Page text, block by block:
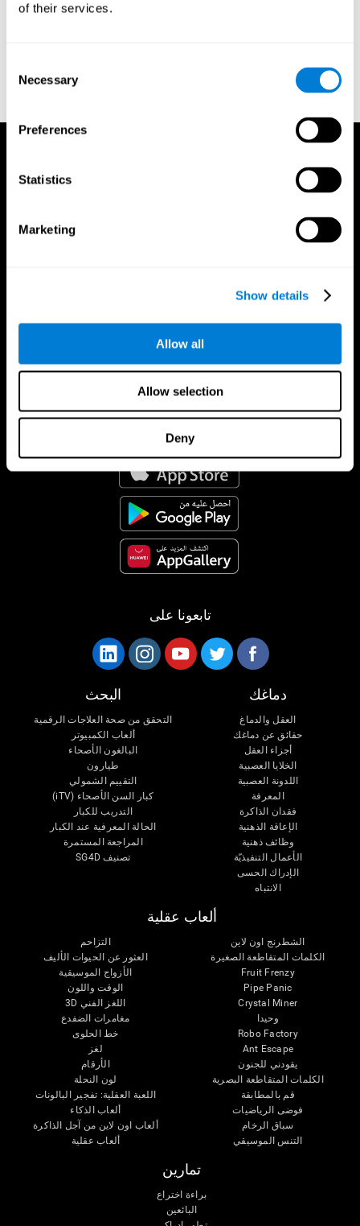
of their services.
Selection
Necessary
Preferences
Statistics
Marketing
Show details
Allow all
Allow selection
Deny
Woodcock, R. W. (2011). Woodcock Reading Mastery Tests,
تطبيق CogniFit
تابعونا على
دماغك
العقل والدماغ
حقائق عن دماغك
أجزاء العقل
الخلايا العصبية
اللدونة العصبية
المعرفة
فقدان الذاكرة
الإعاقة الذهنية
وظائف ذهنية
الأعمال التنفيذيّة
الإدراك الحسى
الانتباه
البحث
التحقق من صحة العلاجات الرقمية
ألعاب الكمبيوتر
البالغون الأصحاء
طيارون
التقييم الشمولي
كبار السن الأصحاء (iTV)
التدريب للكبار
الحالة المعرفية عند الكبار
المراجعة المستمرة
تصنيف SG4D
ألعاب عقلية
الشطرنج اون لاين
الكلمات المتقاطعة الصغيرة
Fruit Frenzy
Pipe Panic
Crystal Miner
وحيدا
Robo Factory
Ant Escape
يقودني للجنون
الكلمات المتقاطعة البصرية
قم بالمطابقة
فوضى الرياضيات
سباق الرخام
التنس الموسيقي
التزاحم
العثور عن الحيوات الأليف
الأزواج الموسيقية
الوقت واللون
اللغز الفني 3D
مغامرات الضفدع
خط الحلوى
لغز
الأرقام
لون النحلة
اللعبة العقلية: تفجير البالونات
ألعاب الذكاء
ألعاب اون لاين من آجل الذاكرة
ألعاب عقلية
تمارين
براءة اختراع
البائعين